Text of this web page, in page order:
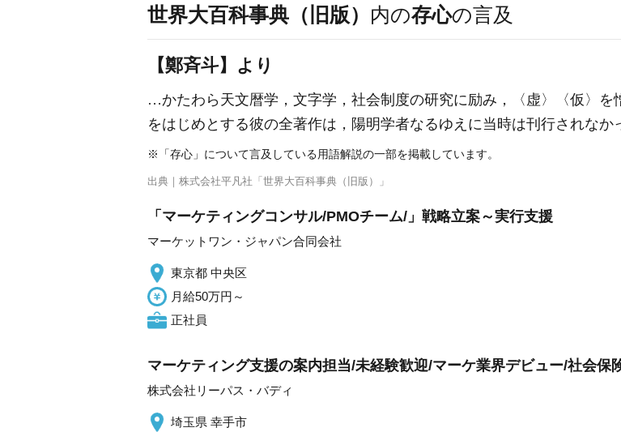
世界大百科事典（旧版） 内の存心の言及
【鄭斉斗】より
…かたわら天文暦学，文字学，社会制度の研究に励み，〈虚〉〈仮〉を
をはじめとする彼の全著作は，陽明学者なるゆえに当時は刊行されな
※「存心」について言及している用語解説の一部を掲載しています。
出典｜ 株式会社平凡社「世界大百科事典（旧版）」
「マーケティングコンサル/PMOチーム/」戦略立案～実行支援
マーケットワン・ジャパン合同会社
東京都 中央区
月給50万円～
正社員
マーケティング支援の案内担当/未経験歓迎/マーケ業界デビュー/社会保
株式会社リーパス・バディ
埼玉県 幸手市